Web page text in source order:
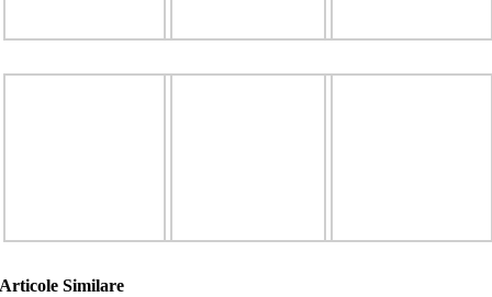
Articole Similare